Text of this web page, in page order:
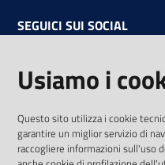
SEGUICI SUI SOCIAL
Ricevi tutti gli
adempimenti normativi
Usiamo i
Questo sito utilizza i cookie
garantire un miglior servizio di
raccogliere informazioni sull'uso